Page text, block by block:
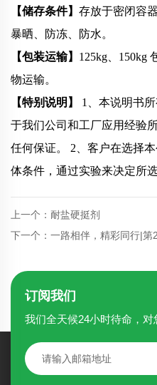
【储存条件】 存放于密闭容
暴晒、防冻、防水。
【包装运输】 125kg、150kg
物运输。
【特别说明】 1、本说明书
于我们公司和工厂应用经验
任何保证。 2、客户在选择
体条件，通过实验来决定所
上一个：耐盐硬挺剂
下一个：一路相伴，精彩同行|
订阅我们
我们全天候24小时待命，对